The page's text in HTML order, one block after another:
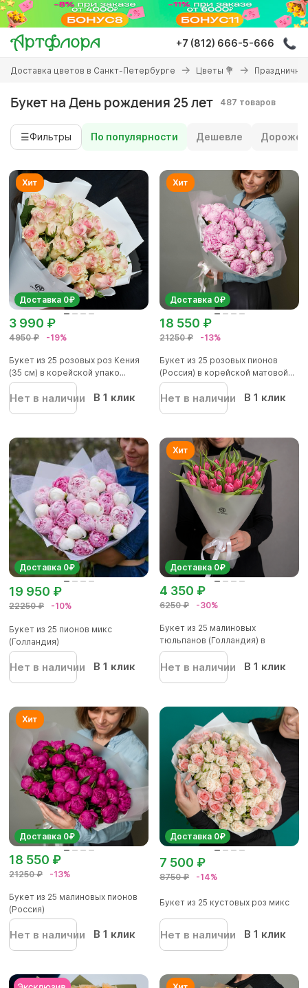
Перейти
основному
содержанию
+7 (812) 666-5-666
Вы
здесь
Доставка цветов в Санкт-Петербурге Цветы 💐
Букет на День рождения 25 лет 487 товаров
☰Фильтры По популярности Дешевле Дороже
Доставка 0₽
4950 ₽ -19%
3 990 ₽
Букет из 25 розовых роз Кения
(35 см) в корейской упако...
Нет в наличии В 1 клик
Доставка 0₽
21250 ₽ -13%
18 550 ₽
Букет из 25 розовых пионов
(Россия) в корейской матовой...
Нет в наличии В 1 клик
Доставка 0₽
22250 ₽ -10%
19 950 ₽
Букет из 25 пионов микс
(Голландия)
Нет в наличии В 1 клик
Доставка 0₽
6250 ₽ -30%
4 350 ₽
Букет из 25 малиновых
тюльпанов (Голландия) в
корейской...
Нет в наличии В 1 клик
Доставка 0₽
21250 ₽ -13%
18 550 ₽
Букет из 25 малиновых пионов
(Россия)
Нет в наличии В 1 клик
Доставка 0₽
8750 ₽ -14%
7 500 ₽
Букет из 25 кустовых роз микс
Нет в наличии В 1 клик